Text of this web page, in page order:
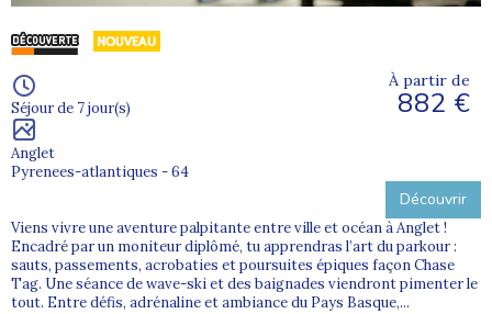
Séjour de 7 jour(s)
Anglet
Pyrenees-atlantiques - 64
À partir de
882 €
Découvrir
Viens vivre une aventure palpitante entre ville et océan à Anglet !
Encadré par un moniteur diplômé, tu apprendras l’art du parkour :
sauts, passements, acrobaties et poursuites épiques façon Chase
Tag. Une séance de wave-ski et des baignades viendront pimenter le
tout. Entre défis, adrénaline et ambiance du Pays Basque,...